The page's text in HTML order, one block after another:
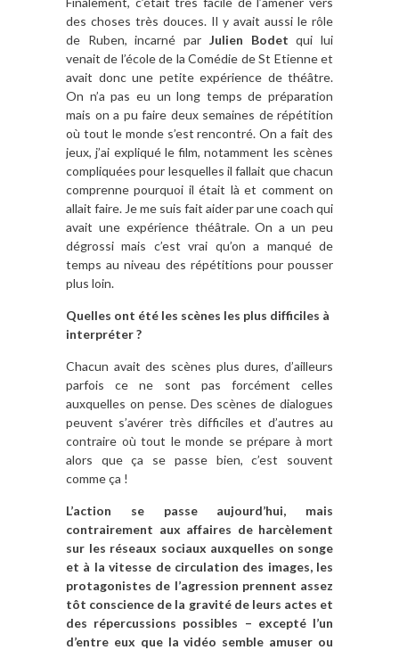
des choses très douces. Il y avait aussi le rôle
de Ruben, incarné par Julien Bodet qui lui
venait de l’école de la Comédie de St Etienne et
avait donc une petite expérience de théâtre.
On n’a pas eu un long temps de préparation
mais on a pu faire deux semaines de répétition
où tout le monde s’est rencontré. On a fait des
jeux, j’ai expliqué le film, notamment les scènes
compliquées pour lesquelles il fallait que chacun
comprenne pourquoi il était là et comment on
allait faire. Je me suis fait aider par une coach qui
avait une expérience théâtrale. On a un peu
dégrossi mais c’est vrai qu’on a manqué de
temps au niveau des répétitions pour pousser
plus loin.
Quelles ont été les scènes les plus difficiles à
interpréter ?
Chacun avait des scènes plus dures, d’ailleurs
parfois ce ne sont pas forcément celles
auxquelles on pense. Des scènes de dialogues
peuvent s’avérer très difficiles et d’autres au
contraire où tout le monde se prépare à mort
alors que ça se passe bien, c’est souvent
comme ça !
L’action se passe aujourd’hui, mais
contrairement aux affaires de harcèlement
sur les réseaux sociaux auxquelles on songe
et à la vitesse de circulation des images, les
protagonistes de l’agression prennent assez
tôt conscience de la gravité de leurs actes et
des répercussions possibles – excepté l’un
d’entre eux que la vidéo semble amuser ou